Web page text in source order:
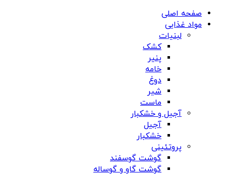
صفحه اصلی
مواد غذایی
لبنیات
کشک
پنیر
خامه
دوغ
شیر
ماست
آجیل و خشکبار
آجیل
خشکبار
پروتئینی
گوشت گوسفند
گوشت گاو و گوساله